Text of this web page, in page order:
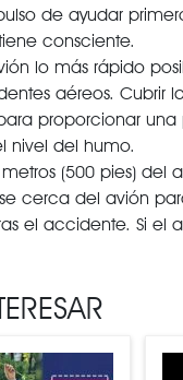
de ayudar
consciente.
lo más rápido
aéreos. Cubrir
proporcionar
nivel del humo.
(500 pies)
cerca del avión
el accidente. Si